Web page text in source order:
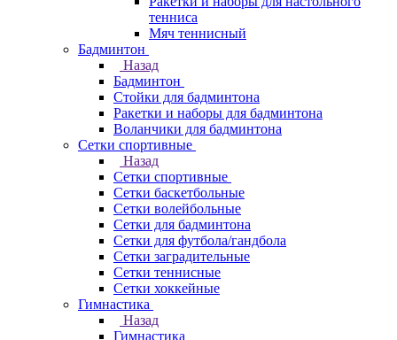
тенниса
Мяч теннисный
Бадминтон
Назад
Бадминтон
Стойки для бадминтона
Ракетки и наборы для бадминтона
Воланчики для бадминтона
Сетки спортивные
Назад
Сетки спортивные
Сетки баскетбольные
Сетки волейбольные
Сетки для бадминтона
Сетки для футбола/гандбола
Сетки заградительные
Сетки теннисные
Сетки хоккейные
Гимнастика
Назад
Гимнастика